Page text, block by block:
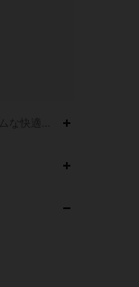
な快適性,優れた品質,ソ